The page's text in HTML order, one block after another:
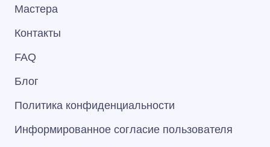
Мастера
Контакты
FAQ
Блог
Политика конфиденциальности
Информированное согласие пользователя